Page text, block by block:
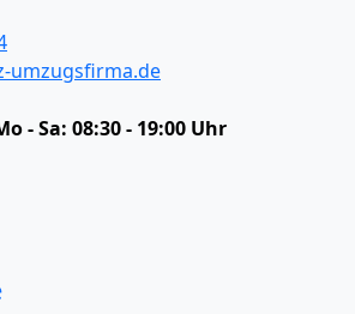
umzugsfirma.de
- Sa: 08:30 - 19:00 Uhr